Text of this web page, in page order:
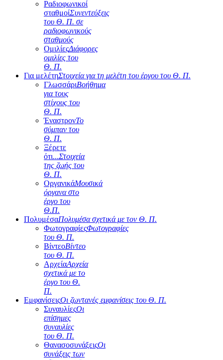
Ραδιοφωνικοί
σταθμοίΣυνεντεύξεις
του Θ. Π. σε
ραδιοφωνικούς
σταθμούς
ΟμιλίεςΔιάφορες
ομιλίες του
Θ. Π.
Για μελέτηΣτοιχεία για τη μελέτη του έργου του Θ. Π.
ΓλωσσάριΒοήθημα
για τους
στίχους του
Θ. Π.
ΈναστρονΤο
σύμπαν του
Θ. Π.
Ξέρετε
ότι...Στοιχεία
της ζωής του
Θ. Π.
ΟργανικάΜουσικά
όργανα στο
έργο του
Θ.Π.
ΠολυμέσαΠολυμέσα σχετικά με τον Θ. Π.
ΦωτογραφίεςΦωτογραφίες
του Θ. Π.
ΒίντεοΒίντεο
του Θ. Π.
ΑρχείαΑρχεία
σχετικά με το
έργο του Θ.
Π.
ΕμφανίσειςΟι ζωντανές εμφανίσεις του Θ. Π.
ΣυναυλίεςΟι
επίσημες
συναυλίες
του Θ. Π.
ΘανασοσυνάξειςΟι
συνάξεις των